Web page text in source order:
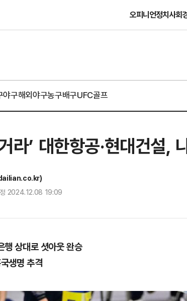
오피니언정치사회
야구해외야구농구배구UFC골프
라’ 대한항공·현대건설,
2024.12.08 19:09
행 상대로 셧아웃 완승
생명 추격